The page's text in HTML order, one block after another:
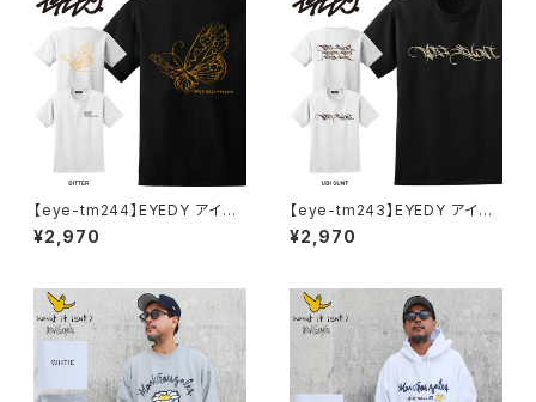
【eye-tm244】EYEDY アイデ
ィー BITTER ショートスリーブ
Tシャツ 大きいサイズ WHTIE
¥2,970
【eye-tm243】EYEDY アイデ
ィー UBITTER ショートスリー
ブTシャツ 大きいサイズ WHTI
¥2,970